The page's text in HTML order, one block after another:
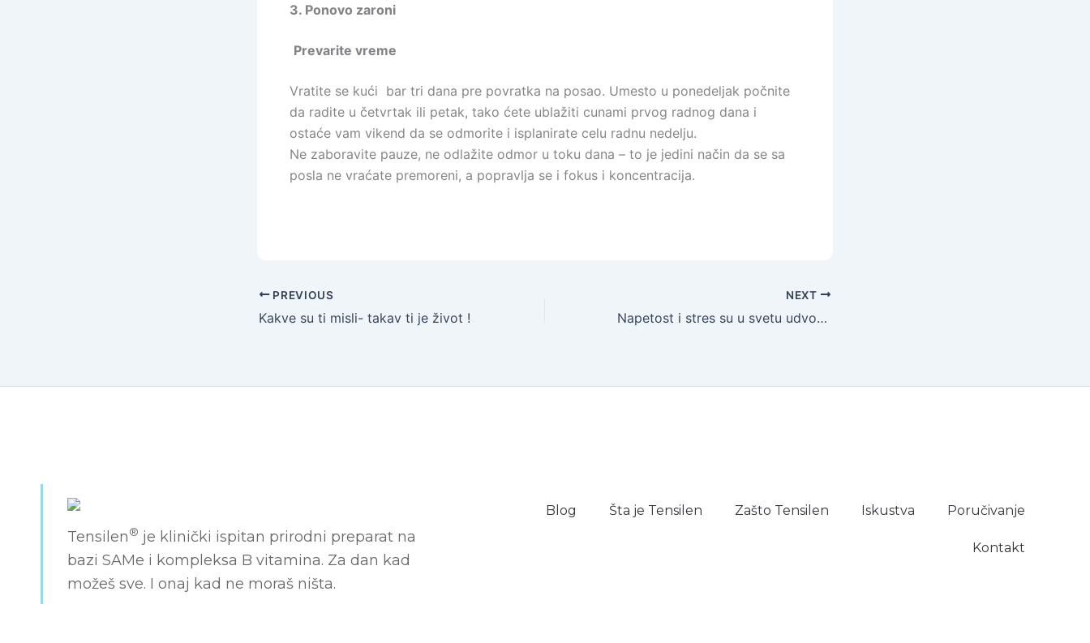
3. Ponovo zaroni
Prevarite vreme
Vratite se kući bar tri dana pre povratka na posao. Umesto u ponedeljak počnite
da radite u četvrtak ili petak, tako ćete ublažiti cunami prvog radnog dana i
ostaće vam vikend da se odmorite i isplanirate celu radnu nedelju.
Ne zaboravite pauze, ne odlažite odmor u toku dana – to je jedini način da se sa
posla ne vraćate premoreni, a popravlja se i fokus i koncentracija.
PREVIOUS
Kakve su ti misli- takav ti je život !
NEXT
Napetost i stres su u svetu udvostručeni. Ko je u riziku?
Tensilen® je klinički ispitan prirodni preparat na
bazi SAMe i kompleksa B vitamina. Za dan kad
možeš sve. I onaj kad ne moraš ništa.
Blog Šta je Tensilen Zašto Tensilen Iskustva Poručivanje
Kontakt